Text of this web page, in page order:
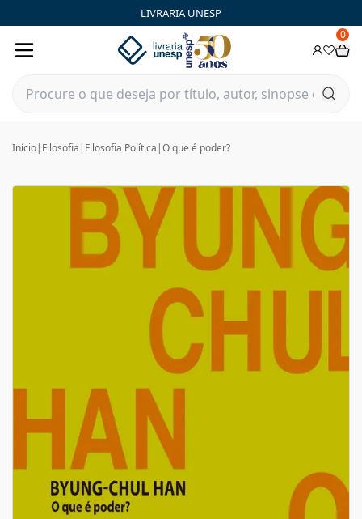
LIVRARIA UNESP
0
Início| Filosofia | Filosofia Política |O que é poder?